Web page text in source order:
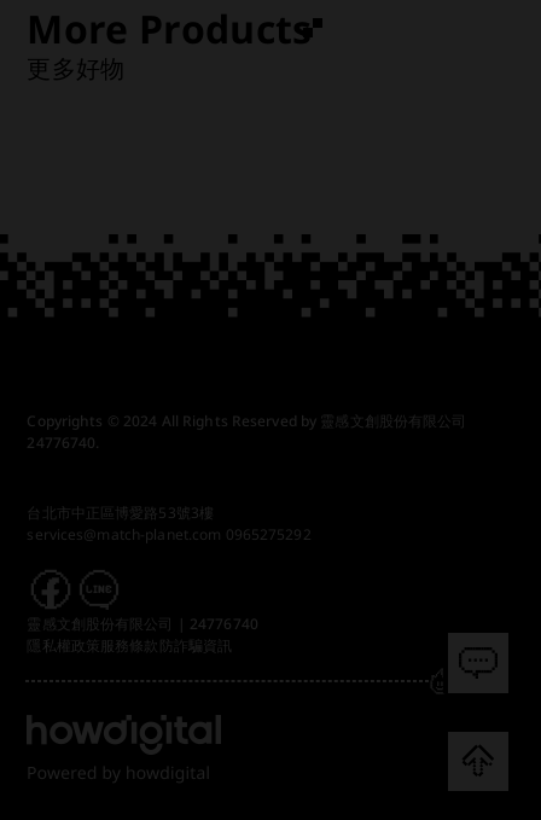
More Products
更多好物
Copyrights © 2024 All Rights Reserved by 靈感文創股份有限公司
24776740.
台北市中正區博愛路53號3樓
services@match-planet.com 0965275292
靈感文創股份有限公司 | 24776740
隱私權政策 服務條款 防詐騙資訊